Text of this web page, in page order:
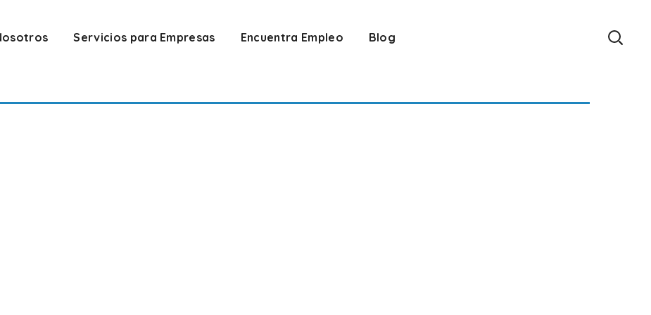
Servicios para Empresas Encuentra Empleo Blog